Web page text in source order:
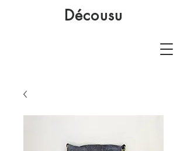
Décousu